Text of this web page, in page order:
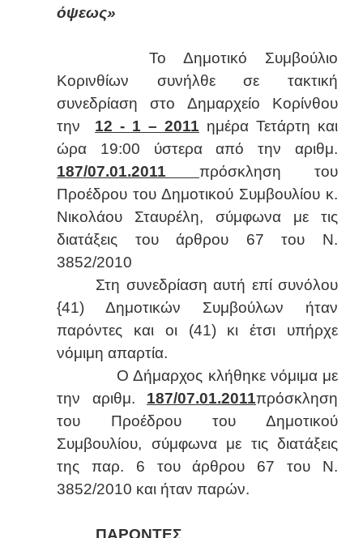
όψεως»
Το Δημοτικό Συμβούλιο
Κορινθίων συνήλθε σε τακτική
συνεδρίαση στο Δημαρχείο Κορίνθου
την 12 - 1 – 2011 ημέρα Τετάρτη και
ώρα 19:00 ύστερα από την αριθμ.
187/07.01.2011 πρόσκληση του
Προέδρου του Δημοτικού Συμβουλίου κ.
Νικολάου Σταυρέλη, σύμφωνα με τις
διατάξεις του άρθρου 67 του Ν.
3852/2010
Στη συνεδρίαση αυτή επί συνόλου
{41) Δημοτικών Συμβούλων ήταν
παρόντες και οι (41) κι έτσι υπήρχε
νόμιμη απαρτία.
Ο Δήμαρχος κλήθηκε νόμιμα με
την αριθμ. 187/07.01.2011πρόσκληση
του Προέδρου του Δημοτικού
Συμβουλίου, σύμφωνα με τις διατάξεις
της παρ. 6 του άρθρου 67 του Ν.
3852/2010 και ήταν παρών.
ΠΑΡΟΝΤΕΣ